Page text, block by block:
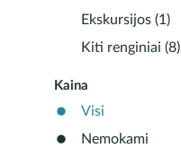
Ekskursijos (1)
Kiti renginiai (8)
Kaina
Visi
Nemokami